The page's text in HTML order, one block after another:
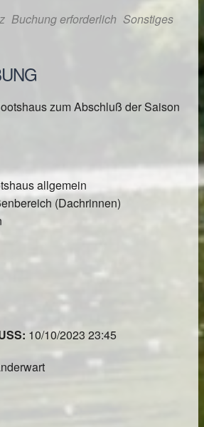
Buchung erforderlich Sonstiges
zum Abschluß der Saison
allgemein
(Dachrinnen)
10/10/2023 23:45